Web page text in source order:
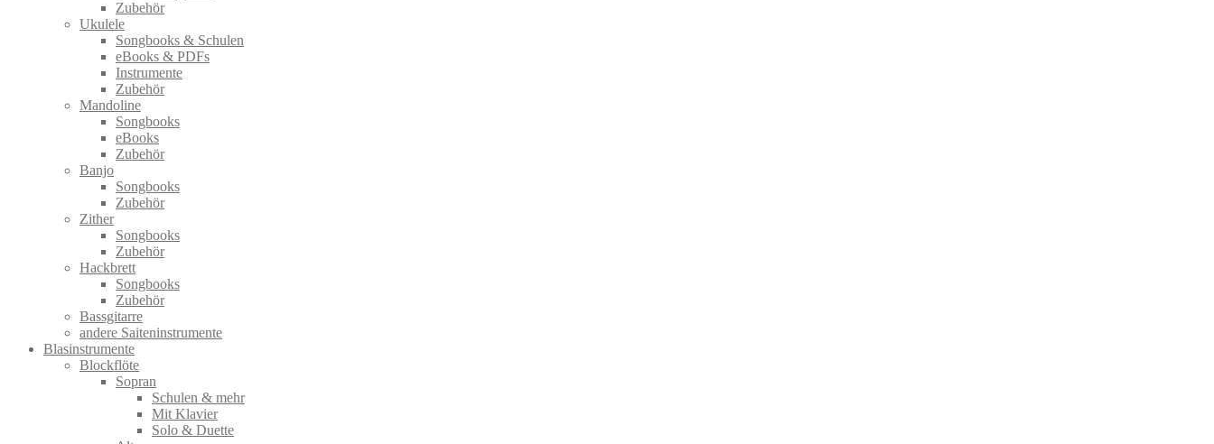
Zubehör
Ukulele
Songbooks & Schulen
eBooks & PDFs
Instrumente
Zubehör
Mandoline
Songbooks
eBooks
Zubehör
Banjo
Songbooks
Zubehör
Zither
Songbooks
Zubehör
Hackbrett
Songbooks
Zubehör
Bassgitarre
andere Saiteninstrumente
Blasinstrumente
Blockflöte
Sopran
Schulen & mehr
Mit Klavier
Solo & Duette